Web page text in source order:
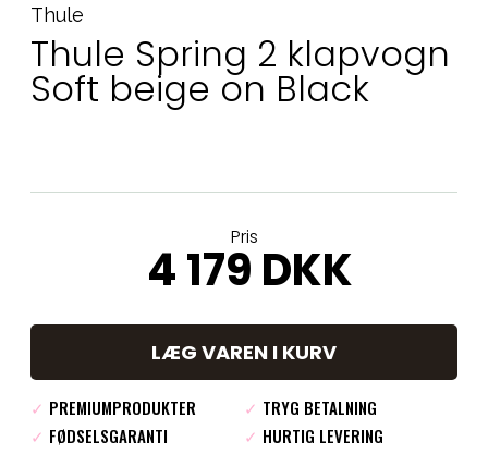
Thule
Thule Spring 2 klapvogn
Soft beige on Black
Pris
4 179 DKK
LÆG VAREN I KURV
✓ PREMIUMPRODUKTER ✓ TRYG BETALNING
✓ FØDSELSGARANTI ✓ HURTIG LEVERING